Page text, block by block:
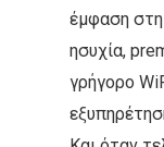
έμφαση στη
ησυχία,
γρήγορο